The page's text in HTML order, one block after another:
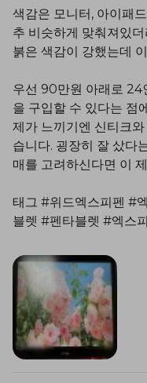
색감은 모니터, 아이패
추 비슷하게 맞춰져있
붉은 색감이 강했는데
우선 90만원 아래로 24
을 구입할 수 있다는 점
제가 느끼기엔 신티크
습니다. 굉장히 잘 샀다
매를 고려하신다면 이
태그 #위드엑스피펜 #
블렛 #펜타블렛 #엑스